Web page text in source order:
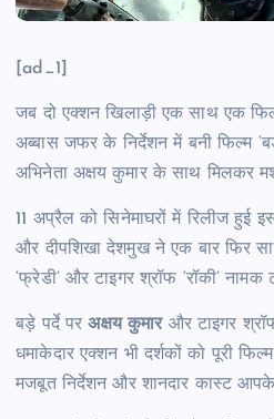
[ad_1]
जब दो एक्शन खिलाड़ी एक साथ एक
अब्बास जफर के निर्देशन में बनी फिल्म
अभिनेता अक्षय कुमार के साथ मिलकर
11 अप्रैल को सिनेमाघरों में रिलीज हुई
और दीपशिखा देशमुख ने एक बार फिर
‘फ्रेडी’ और टाइगर श्रॉफ ‘रॉकी’
बड़े पर्दे परअक्षय कुमारऔर टाइगर
धमाकेदार एक्शन भी दर्शकों को पूरी
मजबूत निर्देशन और शानदार कास्ट